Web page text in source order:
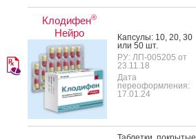
Клодифен®
Нейро
Кап­су­лы: 10, 20, 30
или 50 шт.
РУ: ЛП-005205 от
23.11.18
Дата
переоформления:
17.01.24